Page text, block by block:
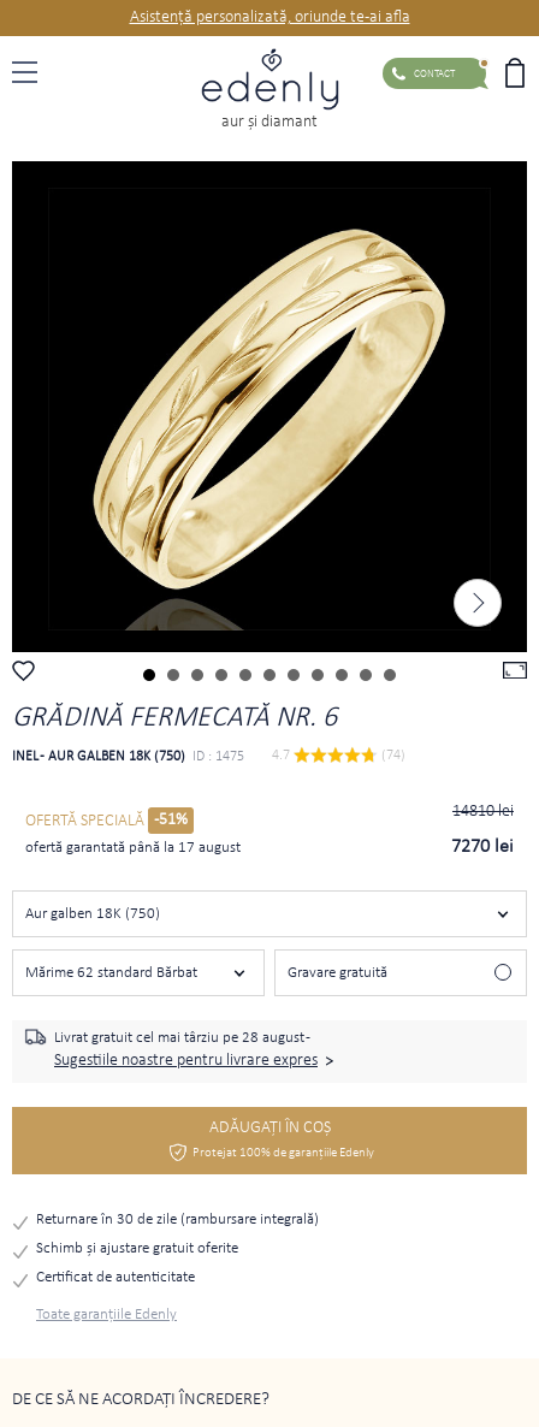
Asistență personalizată, oriunde te-ai afla
CONTACT
aur şi diamant
GRĂDINĂ FERMECATĂ NR. 6
INEL - AUR GALBEN 18K (750) ID : 1475 4.7 (74)
OFERTĂ SPECIALĂ -51%
ofertă garantată până la 17 august
14810 lei
7270 lei
Aur galben 18K (750)
Mărime 62 standard Bărbat Gravare gratuită
Livrat gratuit cel mai târziu pe 28 august -
Sugestiile noastre pentru livrare expres
ADĂUGAŢI ÎN COŞ
Protejat 100% de garanțiile Edenly
Returnare în 30 de zile (rambursare integrală)
Schimb și ajustare gratuit oferite
Certificat de autenticitate
Toate garanțiile Edenly
DE CE SĂ NE ACORDAȚI ÎNCREDERE?